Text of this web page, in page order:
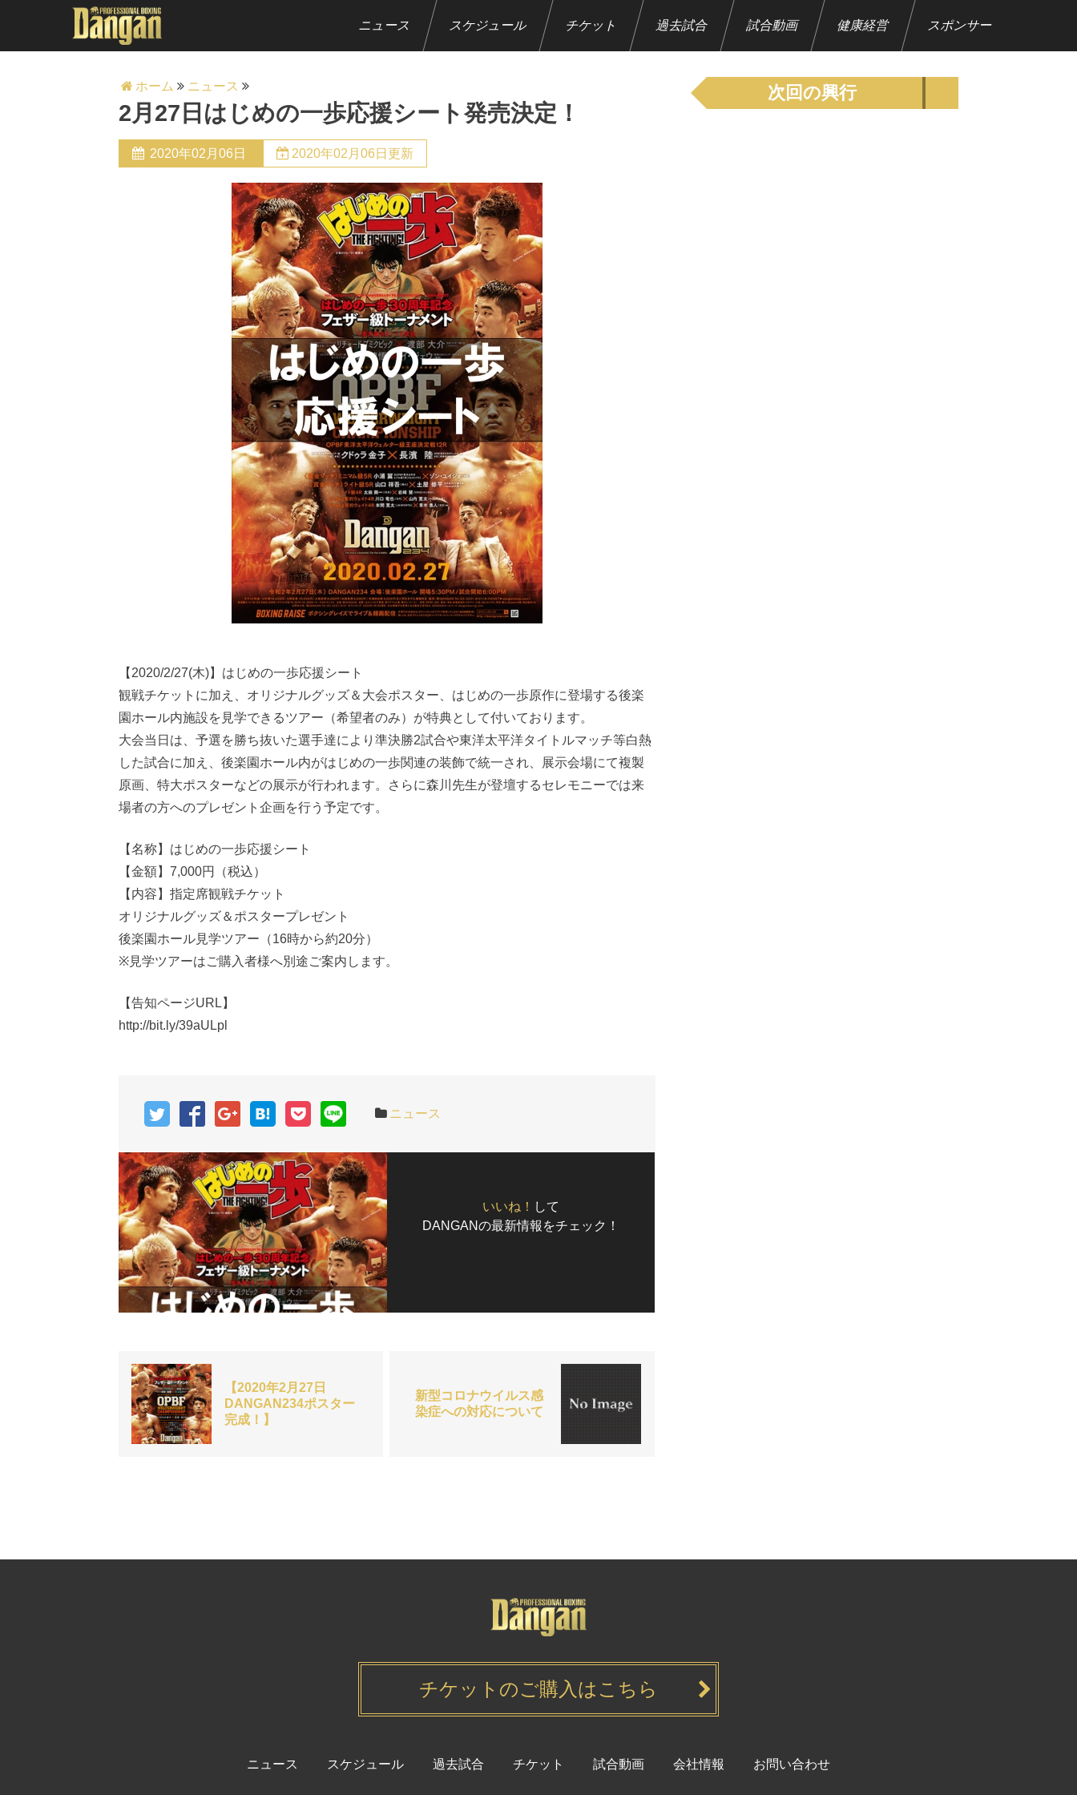
ニュース スケジュール チケット 過去試合 試合動画 健康経営 スポンサー
ホーム ニュース
2月27日はじめの一歩応援シート発売決定！
2020年02月06日 2020年02月06日更新
【2020/2/27(木)】はじめの一歩応援シート
観戦チケットに加え、オリジナルグッズ＆大会ポスター、はじめの一歩原作に登場する後楽
園ホール内施設を見学できるツアー（希望者のみ）が特典として付いております。
大会当日は、予選を勝ち抜いた選手達により準決勝2試合や東洋太平洋タイトルマッチ等白熱
した試合に加え、後楽園ホール内がはじめの一歩関連の装飾で統一され、展示会場にて複製
原画、特大ポスターなどの展示が行われます。さらに森川先生が登壇するセレモニーでは来
場者の方へのプレゼント企画を行う予定です。
【名称】はじめの一歩応援シート
【金額】7,000円（税込）
【内容】指定席観戦チケット
オリジナルグッズ＆ポスタープレゼント
後楽園ホール見学ツアー（16時から約20分）
※見学ツアーはご購入者様へ別途ご案内します。
【告知ページURL】
http://bit.ly/39aULpl
ニュース
いいね！ して
DANGANの最新情報をチェック！
【2020年2月27日
DANGAN234ポスター
完成！】
新型コロナウイルス感
染症への対応について
次回の興行
チケットのご購入はこちら
ニュース スケジュール 過去試合 チケット 試合動画 会社情報 お問い合わせ